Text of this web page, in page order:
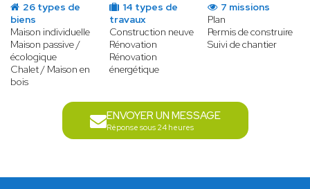
26 types de
biens
Maison individuelle
Maison passive /
écologique
Chalet / Maison en
bois
14 types de
travaux
Construction neuve
Rénovation
Rénovation
énergétique
7 missions
Plan
Permis de construire
Suivi de chantier
ENVOYER UN MESSAGE
Réponse sous 24 heures